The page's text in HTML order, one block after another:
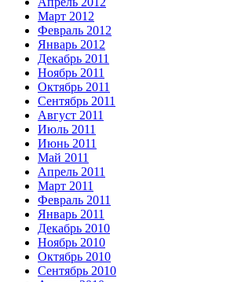
Март 2012
Февраль 2012
Январь 2012
Декабрь 2011
Ноябрь 2011
Октябрь 2011
Сентябрь 2011
Август 2011
Июль 2011
Июнь 2011
Май 2011
Апрель 2011
Март 2011
Февраль 2011
Январь 2011
Декабрь 2010
Ноябрь 2010
Октябрь 2010
Сентябрь 2010